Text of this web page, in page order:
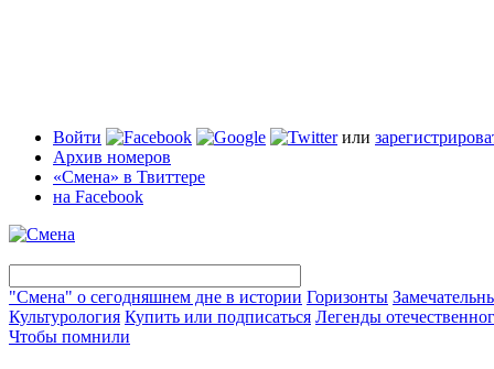
Войти или
Архив номеров
«Смена» в Твиттере
на Facebook
"Смена" о сегодняшнем дне в истории Горизонты
Культурология Купить или подписаться Легенды
Чтобы помнили